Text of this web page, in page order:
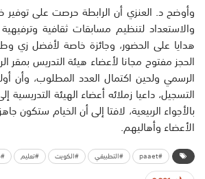
وأوضح د. العنزي أن الرابطة حرصت على توفير
والاستعداد لتنظيم مسابقات ثقافية وترفيهية
هدايا على الحضور، وجائزة خاصة لأفضل زي
الحجز مفتوح مجانا لأعضاء هيئة التدريس بمقر
الرسمي ولحين اكتمال العدد المطلوب، وأن
التسجيل، داعيا زملائه أعضاء الهيئة التدريسية
بالأجواء الربيعية، لافتا إلى أن الخيام ستكون
الأعضاء وأهاليهم.
#paaet #التطبيقي #الكويت #تعليم